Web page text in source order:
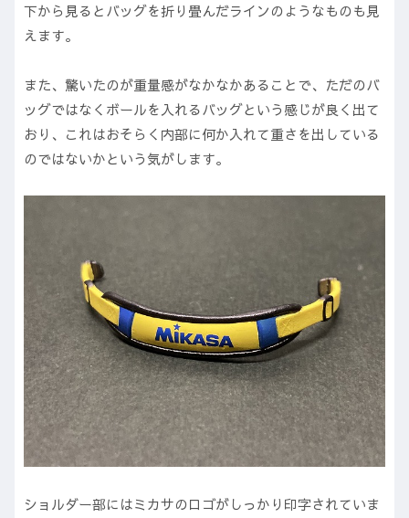
下から見るとバッグを折り畳んだラインのようなものも見
えます。
また、驚いたのが重量感がなかなかあることで、ただのバ
ッグではなくボールを入れるバッグという感じが良く出て
おり、これはおそらく内部に何か入れて重さを出している
のではないかという気がします。
ショルダー部にはミカサのロゴがしっかり印字されていま